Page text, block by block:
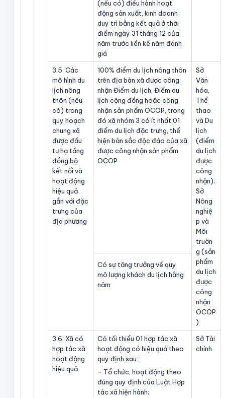
(nếu có) điều hành hoạt
động sản xuất, kinh doanh
duy trì bằng kết quả ở thời
điểm ngày 31 tháng 12 của
năm trước liền kề năm đánh
giá
3.5. Các
mô hình du
lịch nông
thôn (nếu
có) trong
quy hoạch
chung xã
được đầu
tư hạ tầng
đồng bộ
kết nối và
hoạt động
hiệu quả
gắn với đặc
trưng của
địa phương
100% điểm du lịch nông thôn
trên địa bàn xã được công
nhận Điểm du lịch, Điểm du
lịch cộng đồng hoặc công
nhận sản phẩm OCOP, trong
đó xã nhóm 3 có ít nhất 01
điểm du lịch đặc trưng, thể
hiện bản sắc độc đáo của xã
được công nhận sản phẩm
OCOP
Sở
Văn
hóa,
Thể
thao
và Du
lịch
(điểm
du lịch
được
công
nhận);
Sở
Nông
nghiệ
p và
Môi
truờn
g (sản
phẩm
du lịch
được
công
nhận
OCOP
)
Có sự tăng trưởng về quy
mô lượng khách du lịch hằng
năm
3.6. Xã có
hợp tác xã
hoạt động
hiệu quả
Có tối thiểu 01 hợp tác xã
hoạt động có hiệu quả theo
quy định sau:
- Tổ chức, hoạt động theo
đúng quy định của Luật Hợp
tác xã hiện hành;
Sở Tài
chính